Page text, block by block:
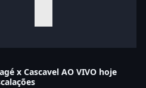
x Cascavel AO VIVO hoje